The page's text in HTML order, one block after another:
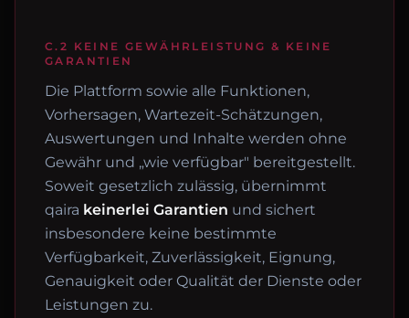
C.2 KEINE GEWÄHRLEISTUNG & KEINE
GARANTIEN
Die Plattform sowie alle Funktionen,
Vorhersagen, Wartezeit-Schätzungen,
Auswertungen und Inhalte werden ohne
Gewähr und „wie verfügbar" bereitgestellt.
Soweit gesetzlich zulässig, übernimmt
qaira keinerlei Garantien und sichert
insbesondere keine bestimmte
Verfügbarkeit, Zuverlässigkeit, Eignung,
Genauigkeit oder Qualität der Dienste oder
Leistungen zu.